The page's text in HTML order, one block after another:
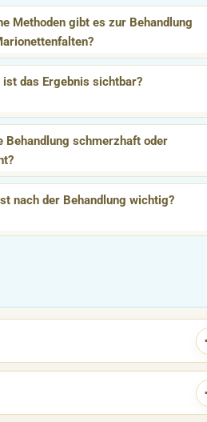
Methoden gibt es zur Behandlung
ist das Ergebnis sichtbar?
Behandlung schmerzhaft oder
nach der Behandlung wichtig?